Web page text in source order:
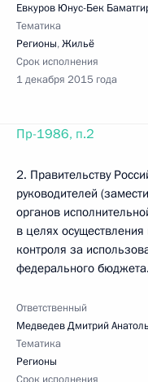
Евкуров Юнус-Бек
Тематика
Регионы,Жильё
Срок исполнения
1 декабря 2015 года
Пр-1986, п.2
2. Правительству
руководителей
органов
в целях
контроля за
федерального бюджета.
Ответственный
Медведев Дмитрий
Тематика
Регионы